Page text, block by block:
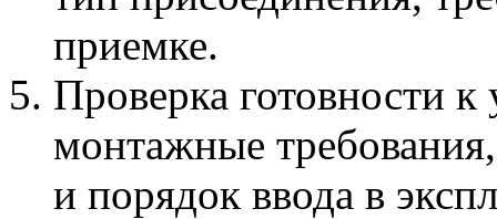
приемке.
Проверка готовности к
монтажные
и порядок ввода в